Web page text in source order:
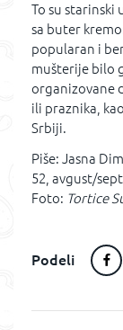
To su starinski
sa buter
popularan i
mušterije bilo
organizovane
ili praznika,
Srbiji.
Piše: Jasna
52, avgust/
Foto: Tortice
Podeli